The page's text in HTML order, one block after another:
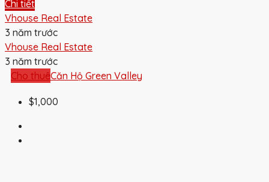
Chi tiết
Vhouse Real Estate
3 năm trước
Vhouse Real Estate
3 năm trước
Cho thuêCăn Hộ Green Valley
$1,000